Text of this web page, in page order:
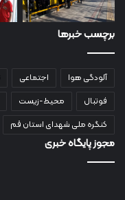
برچسب خبرها
آلودگی هوا اجتماعی
فوتبال
محیط-زیست
کنگره ملی شهدای استان قم
مجوز پایگاه خبری